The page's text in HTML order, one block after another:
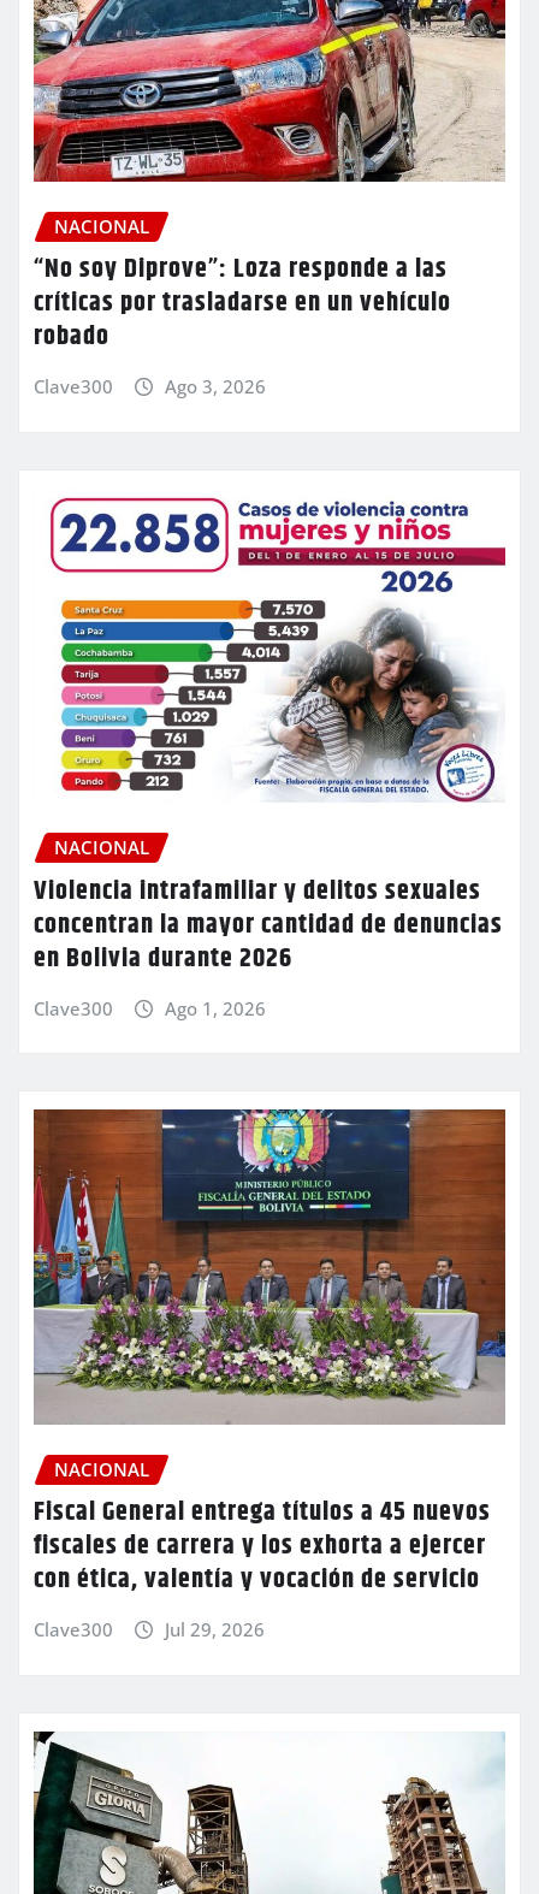
NACIONAL
“No soy Diprove”: Loza responde a las
críticas por trasladarse en un vehículo
robado
Clave300 Ago 3, 2026
NACIONAL
Violencia intrafamiliar y delitos sexuales
concentran la mayor cantidad de denuncias
en Bolivia durante 2026
Clave300 Ago 1, 2026
NACIONAL
Fiscal General entrega títulos a 45 nuevos
fiscales de carrera y los exhorta a ejercer
con ética, valentía y vocación de servicio
Clave300 Jul 29, 2026